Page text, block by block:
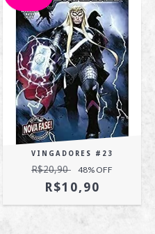
VINGADORES #23
R$20,90 48% OFF
R$10,90